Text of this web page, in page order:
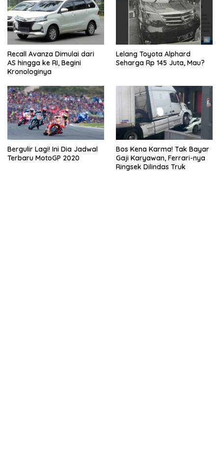
Recall Avanza Dimulai dari
AS hingga ke RI, Begini
Kronologinya
Lelang Toyota Alphard
Seharga Rp 145 Juta, Mau?
Bergulir Lagi! Ini Dia Jadwal
Terbaru MotoGP 2020
Bos Kena Karma! Tak Bayar
Gaji Karyawan, Ferrari-nya
Ringsek Dilindas Truk